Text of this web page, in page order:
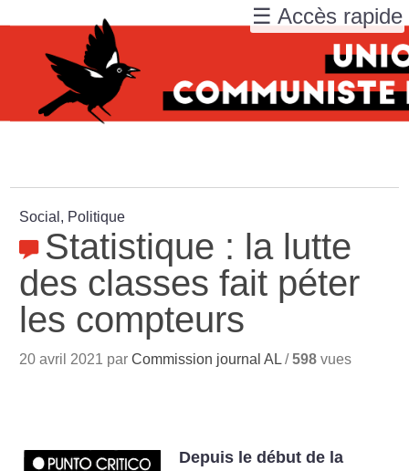
Social, Politique
Statistique : la lutte
des classes fait péter
les compteurs
20 avril 2021 parCommission journal AL /598 vues
Depuis le début de la
☰ Accès rapide